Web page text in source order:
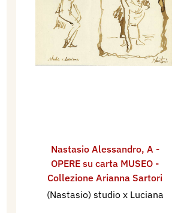
Nastasio Alessandro, A -
OPERE su carta MUSEO -
Collezione Arianna Sartori
(Nastasio) studio x Luciana